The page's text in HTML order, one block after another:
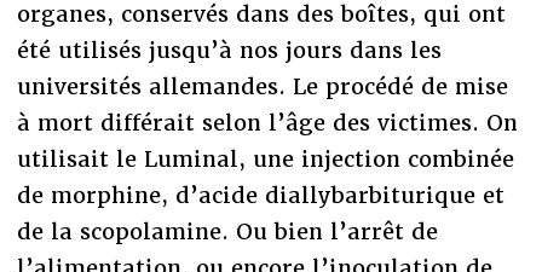
organes, conservés dans des boîtes, qui ont
été utilisés jusqu’à nos jours dans les
universités allemandes. Le procédé de mise
à mort différait selon l’âge des victimes. On
utilisait le Luminal, une injection combinée
de morphine, d’acide diallybarbiturique et
de la scopolamine. Ou bien l’arrêt de